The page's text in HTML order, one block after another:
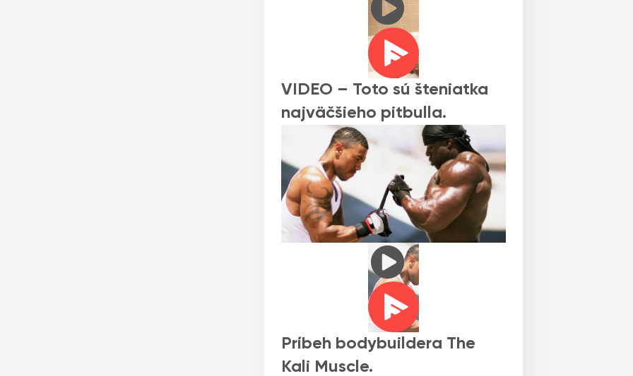
VIDEO – Toto sú šteniatka
najväčšieho pitbulla.
Príbeh bodybuildera The
Kali Muscle.